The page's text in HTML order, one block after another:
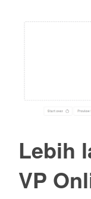
Lebih
VP